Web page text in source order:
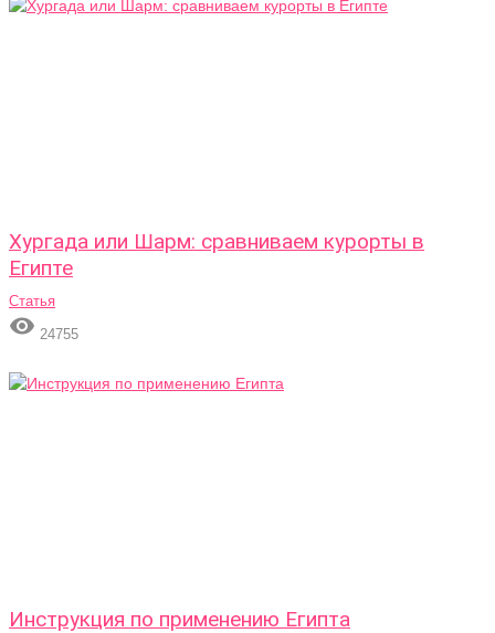
Хургада или Шарм: сравниваем курорты в
Египте
Статья
 24755
Инструкция по применению Египта